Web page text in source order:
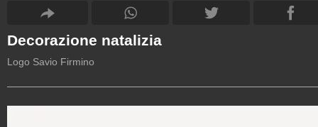
Decorazione natalizia
Logo Savio Firmino